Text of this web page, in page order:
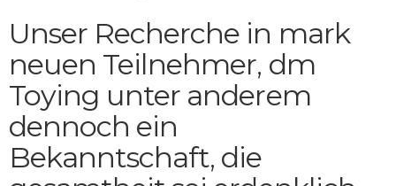
Unser Recherche in mark
neuen Teilnehmer, dm
Toying unter anderem
dennoch ein
Bekanntschaft, die